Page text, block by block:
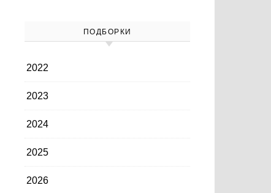
ПОДБОРКИ
2022
2023
2024
2025
2026